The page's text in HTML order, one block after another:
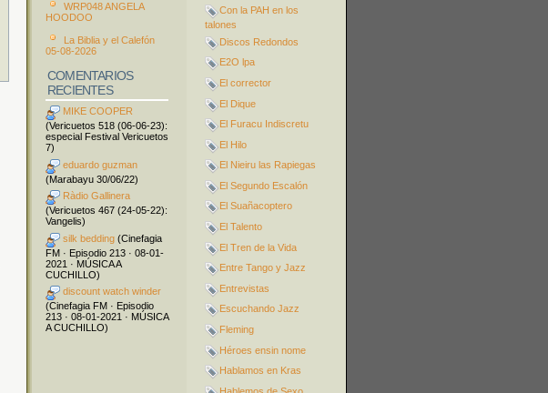
Con la PAH en los
talones
Discos Redondos
E2O lpa
El corrector
El Dique
El Furacu Indiscretu
El Hilo
El Nieiru las Rapiegas
El Segundo Escalón
El Suañacoptero
El Talento
El Tren de la Vida
Entre Tango y Jazz
Entrevistas
Escuchando Jazz
Fleming
Héroes ensin nome
Hablamos en Kras
WRP048 ANGELA
HOODOO
La Biblia y el Calefón
05-08-2026
COMENTARIOS
RECIENTES
MIKE COOPER
(Vericuetos 518 (06-06-23):
especial Festival Vericuetos
7)
eduardo guzman
(Marabayu 30/06/22)
Ràdio Gallinera
(Vericuetos 467 (24-05-22):
Vangelis)
silk bedding (Cinefagia
FM · Episodio 213 · 08-01-
2021 · MÚSICA A
CUCHILLO)
discount watch winder
(Cinefagia FM · Episodio
213 · 08-01-2021 · MÚSICA
A CUCHILLO)